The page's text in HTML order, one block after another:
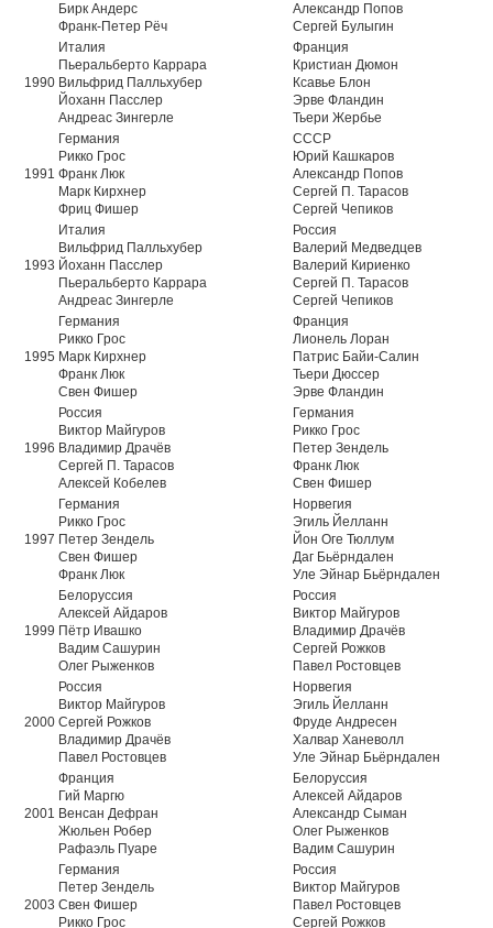
Бирк Андерс
Франк-Петер Рёч
Александр Попов
Сергей Булыгин
1990
Италия
Пьеральберто Каррара
Вильфрид Палльхубер
Йоханн Пасслер
Андреас Зингерле
Франция
Кристиан Дюмон
Ксавье Блон
Эрве Фландин
Тьери Жербье
1991
Германия
Рикко Грос
Франк Люк
Марк Кирхнер
Фриц Фишер
СССР
Юрий Кашкаров
Александр Попов
Сергей П. Тарасов
Сергей Чепиков
1993
Италия
Вильфрид Палльхубер
Йоханн Пасслер
Пьеральберто Каррара
Андреас Зингерле
Россия
Валерий Медведцев
Валерий Кириенко
Сергей П. Тарасов
Сергей Чепиков
1995
Германия
Рикко Грос
Марк Кирхнер
Франк Люк
Свен Фишер
Франция
Лионель Лоран
Патрис Байи-Салин
Тьери Дюссер
Эрве Фландин
1996
Россия
Виктор Майгуров
Владимир Драчёв
Сергей П. Тарасов
Алексей Кобелев
Германия
Рикко Грос
Петер Зендель
Франк Люк
Свен Фишер
1997
Германия
Рикко Грос
Петер Зендель
Свен Фишер
Франк Люк
Норвегия
Эгиль Йелланн
Йон Оге Тюллум
Даг Бьёрндален
Уле Эйнар Бьёрндален
1999
Белоруссия
Алексей Айдаров
Пётр Ивашко
Вадим Сашурин
Олег Рыженков
Россия
Виктор Майгуров
Владимир Драчёв
Сергей Рожков
Павел Ростовцев
2000
Россия
Виктор Майгуров
Сергей Рожков
Владимир Драчёв
Павел Ростовцев
Норвегия
Эгиль Йелланн
Фруде Андресен
Халвар Ханеволл
Уле Эйнар Бьёрндален
2001
Франция
Гий Маргю
Венсан Дефран
Жюльен Робер
Рафаэль Пуаре
Белоруссия
Алексей Айдаров
Александр Сыман
Олег Рыженков
Вадим Сашурин
2003
Германия
Петер Зендель
Свен Фишер
Рикко Грос
Россия
Виктор Майгуров
Павел Ростовцев
Сергей Рожков